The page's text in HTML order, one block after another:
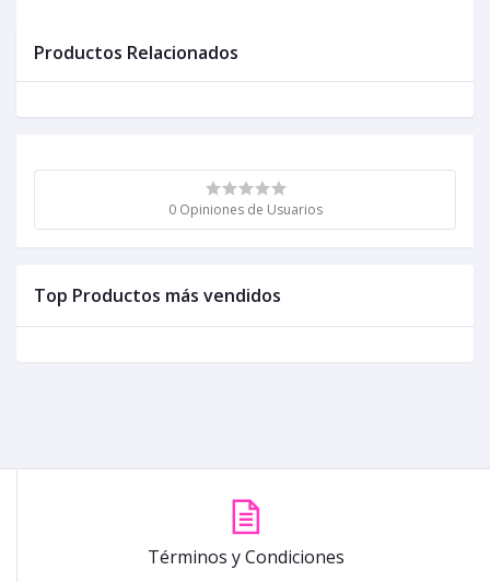
0 Opiniones de Usuarios
Top Productos más vendidos
Productos Relacionados
Términos y Condiciones